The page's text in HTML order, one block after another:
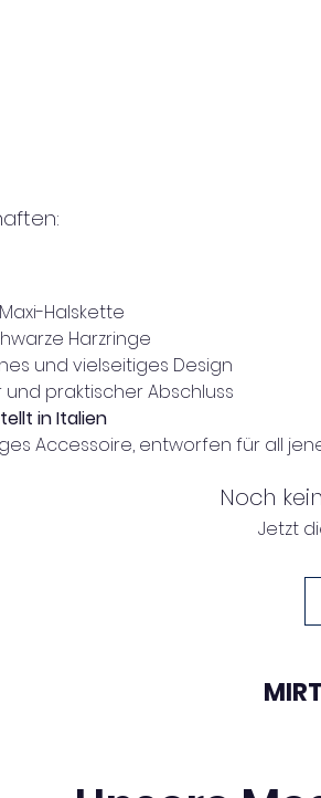
Halskette
Harzringe
und vielseitiges Design
und praktischer Abschluss
in Italien
Accessoire, entworfen für all
Noch
Jetzt